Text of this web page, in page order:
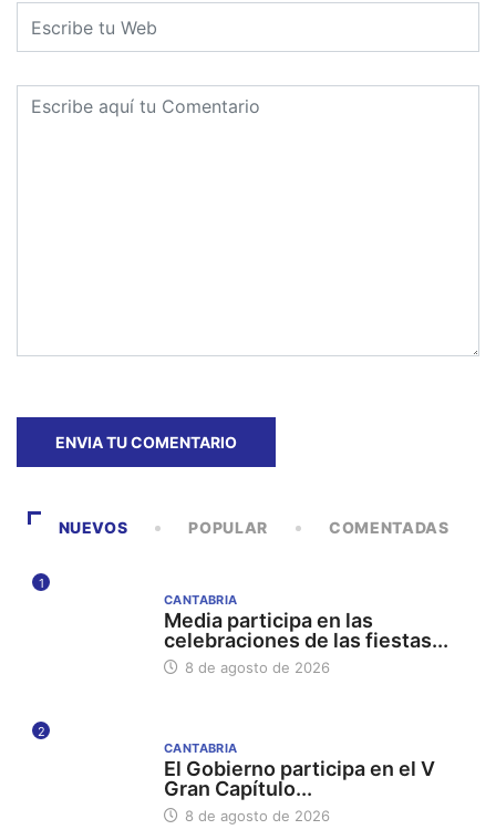
NUEVOS POPULAR COMENTADAS
1
CANTABRIA
Media participa en las
celebraciones de las fiestas...
8 de agosto de 2026
2
CANTABRIA
El Gobierno participa en el V
Gran Capítulo...
8 de agosto de 2026